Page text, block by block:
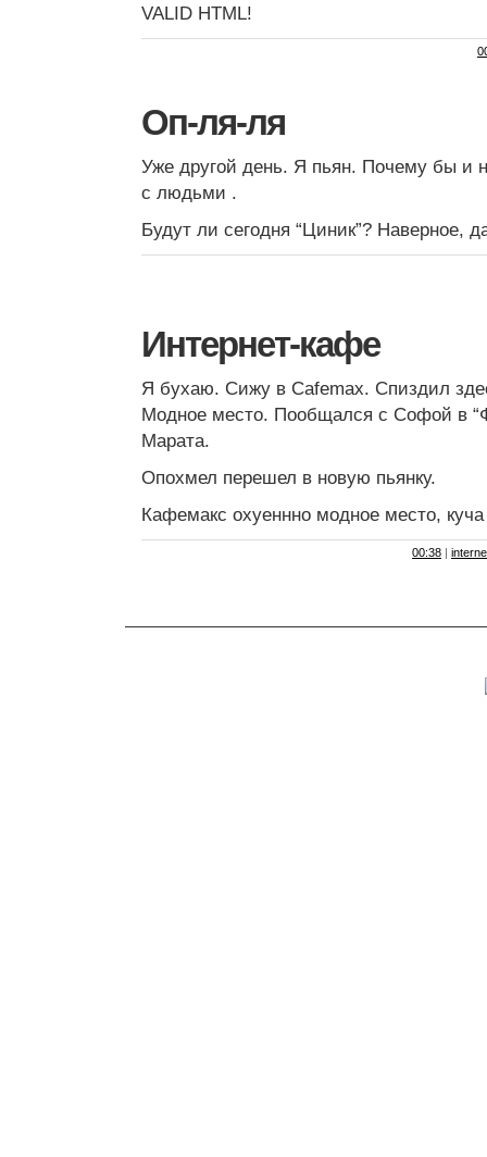
VALID HTML!
Оп-ля-ля
Уже другой день. Я пьян. Почему бы и
с людьми .
Будут ли сегодня “Циник”? Наверное,
Интернет-кафе
Я бухаю. Сижу в Cafemax. Спиздил
Модное место. Пообщался с Софой в
Марата.
Опохмел перешел в новую пьянку.
Кафемакс охуеннно модное место,
00:38 |